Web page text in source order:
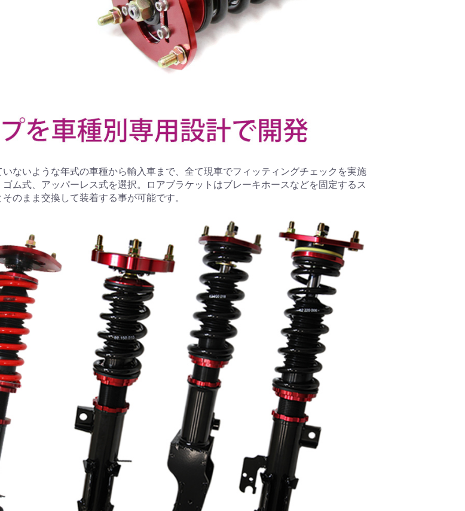
ないような年式の車種から輸入車まで、全て現車でフィッティングチェックを実施
ム式、アッパーレス式を選択。ロアブラケットはブレーキホースなどを固定するス
のまま交換して装着する事が可能です。